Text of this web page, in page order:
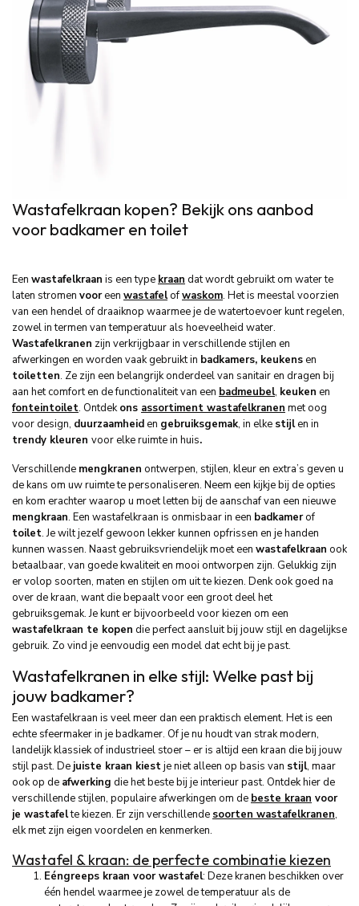
Wastafelkraan kopen? Bekijk ons aanbod
voor badkamer en toilet
Een wastafelkraan is een type kraan dat wordt gebruikt om water te
laten stromen vooreen wastafelofwaskom. Het is meestal voorzien
van een hendel of draaiknop waarmee je de watertoevoer kunt regelen,
zowel in termen van temperatuur als hoeveelheid water.
Wastafelkranen zijn verkrijgbaar in verschillende stijlen en
afwerkingen en worden vaak gebruikt in badkamers, keukensen
toiletten. Ze zijn een belangrijk onderdeel van sanitair en dragen bij
aan het comfort en de functionaliteit van een badmeubel, keuken en
fonteintoilet. Ontdekons assortiment wastafelkranen met oog
voor design, duurzaamheiden gebruiksgemak, in elke stijlen in
trendy kleuren voor elke ruimte in huis.
Verschillende mengkranen ontwerpen, stijlen, kleur en extra’s geven u
de kans om uw ruimte te personaliseren. Neem een kijkje bij de opties
en kom erachter waarop u moet letten bij de aanschaf van een nieuwe
mengkraan. Een wastafelkraan is onmisbaar in een badkamerof
toilet. Je wilt jezelf gewoon lekker kunnen opfrissen en je handen
kunnen wassen. Naast gebruiksvriendelijk moet een wastafelkraan ook
betaalbaar, van goede kwaliteit en mooi ontworpen zijn. Gelukkig zijn
er volop soorten, maten en stijlen om uit te kiezen. Denk ook goed na
over de kraan, want die bepaalt voor een groot deel het
gebruiksgemak. Je kunt er bijvoorbeeld voor kiezen om een
wastafelkraan te kopen die perfect aansluit bij jouw stijl en dagelijkse
gebruik. Zo vind je eenvoudig een model dat echt bij je past.
Wastafelkranen in elke stijl: Welke past bij
jouw badkamer?
Een wastafelkraan is veel meer dan een praktisch element. Het is een
echte sfeermaker in je badkamer. Of je nu houdt van strak modern,
landelijk klassiek of industrieel stoer – er is altijd een kraan die bij jouw
stijl past. De juiste kraan kiestje niet alleen op basis van stijl, maar
ook op de afwerking die het beste bij je interieur past. Ontdek hier de
verschillende stijlen, populaire afwerkingen om de beste kraan voor
je wastafelte kiezen. Er zijn verschillende soorten wastafelkranen,
elk met zijn eigen voordelen en kenmerken.
Wastafel & kraan: de perfecte combinatie kiezen
Eéngreeps kraan voor wastafel: Deze kranen beschikken over
één hendel waarmee je zowel de temperatuur als de